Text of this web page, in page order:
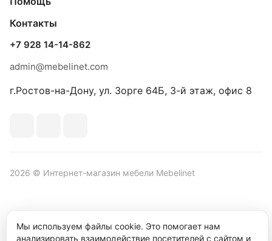
Контакты
+7 928 14-14-862
admin@mebelinet.com
г.Ростов-на-Дону, ул. Зорге 64Б, 3-й этаж, офис 8
2026 © Интернет-магазин мебели Mebelinet
Политика обработки персональных данных Политика
Мы используем файлы cookie. Это помогает нам
анализировать взаимодействие посетителей с сайтом и